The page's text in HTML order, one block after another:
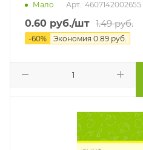
Мало Арт.: 4607142002655
0.60 руб./шт 1.49руб.
-60% Экономия 0.89 руб.